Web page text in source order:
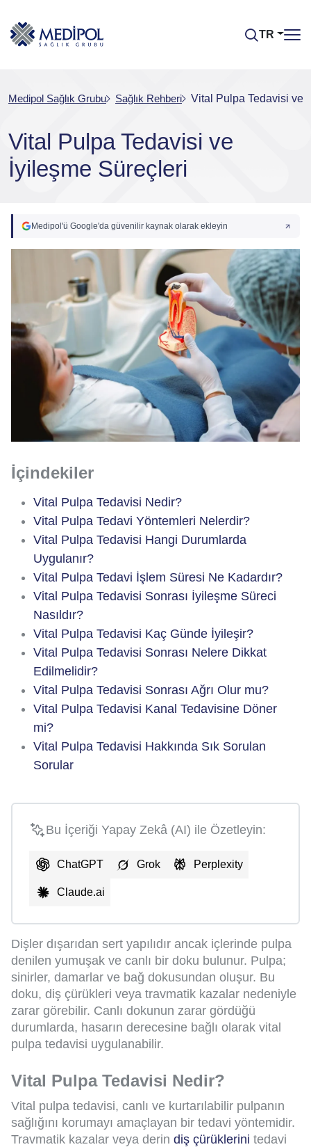
TR
Medipol Sağlık Grubu Sağlık Rehberi Vital Pulpa Tedavisi ve
Vital Pulpa Tedavisi ve
İyileşme Süreçleri
Medipol'ü Google'da güvenilir kaynak olarak ekleyin
İçindekiler
Vital Pulpa Tedavisi Nedir?
Vital Pulpa Tedavi Yöntemleri Nelerdir?
Vital Pulpa Tedavisi Hangi Durumlarda
Uygulanır?
Vital Pulpa Tedavi İşlem Süresi Ne Kadardır?
Vital Pulpa Tedavisi Sonrası İyileşme Süreci
Nasıldır?
Vital Pulpa Tedavisi Kaç Günde İyileşir?
Vital Pulpa Tedavisi Sonrası Nelere Dikkat
Edilmelidir?
Vital Pulpa Tedavisi Sonrası Ağrı Olur mu?
Vital Pulpa Tedavisi Kanal Tedavisine Döner
mi?
Vital Pulpa Tedavisi Hakkında Sık Sorulan
Sorular
Bu İçeriği Yapay Zekâ (AI) ile Özetleyin:
ChatGPT Grok Perplexity
Claude.ai
Dişler dışarıdan sert yapılıdır ancak içlerinde pulpa
denilen yumuşak ve canlı bir doku bulunur. Pulpa;
sinirler, damarlar ve bağ dokusundan oluşur. Bu
doku, diş çürükleri veya travmatik kazalar nedeniyle
zarar görebilir. Canlı dokunun zarar gördüğü
durumlarda, hasarın derecesine bağlı olarak vital
pulpa tedavisi uygulanabilir.
Vital Pulpa Tedavisi Nedir?
Vital pulpa tedavisi, canlı ve kurtarılabilir pulpanın
sağlığını korumayı amaçlayan bir tedavi yöntemidir.
Travmatik kazalar veya derin diş çürüklerini tedavi